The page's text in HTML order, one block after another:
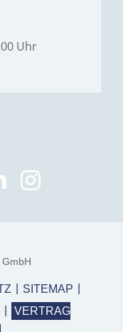
Uhr
SITEMAP
VERTRAG